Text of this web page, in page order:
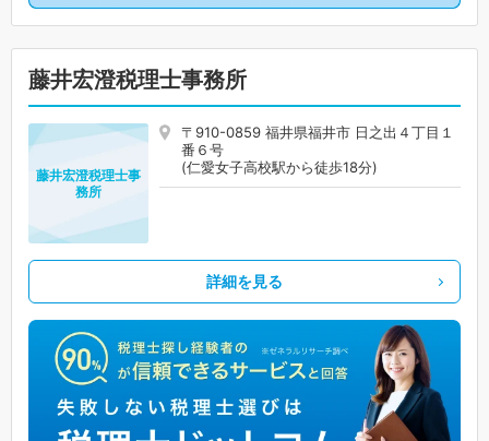
藤井宏澄税理士事務所
〒910-0859 福井県福井市 日之出４丁目１
番６号
(仁愛女子高校駅から徒歩18分)
藤井宏澄税理士事
務所
詳細を見る